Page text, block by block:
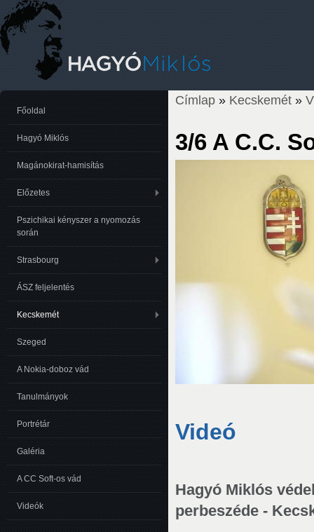
Címlap » Kecskemét »
3/6 A C.C.
Videó
Hagyó Miklós
perbeszéde -
Főoldal
Hagyó Miklós
Magánokirat-hamisítás
Előzetes
Pszichikai kényszer a nyomozás
során
Strasbourg
ÁSZ feljelentés
Kecskemét
Szeged
A Nokia-doboz vád
Tanulmányok
Portrétár
Galéria
A CC Soft-os vád
Videók